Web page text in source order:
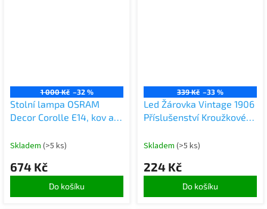
1 000 Kč –32 %
Stolní lampa OSRAM
Decor Corolle E14, kov a
vyměnitelné žárovky,
Skladem (>5 ks)
674 Kč
Do košíku
339 Kč –33 %
Led Žárovka Vintage 1906
Příslušenství Kroužkové
Skladem (>5 ks)
224 Kč
Do košíku